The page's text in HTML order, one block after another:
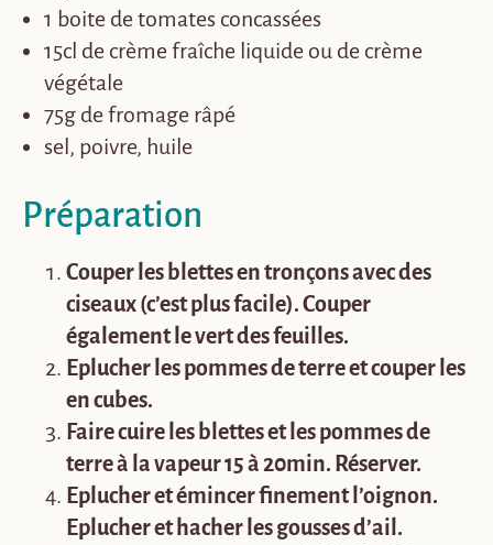
1 boite de tomates concassées
15cl de crème fraîche liquide ou de crème
végétale
75g de fromage râpé
sel, poivre, huile
Préparation
Couper les blettes en tronçons avec des
ciseaux (c’est plus facile). Couper
également le vert des feuilles.
Eplucher les pommes de terre et couper les
en cubes.
Faire cuire les blettes et les pommes de
terre à la vapeur 15 à 20min. Réserver.
Eplucher et émincer finement l’oignon.
Eplucher et hacher les gousses d’ail.